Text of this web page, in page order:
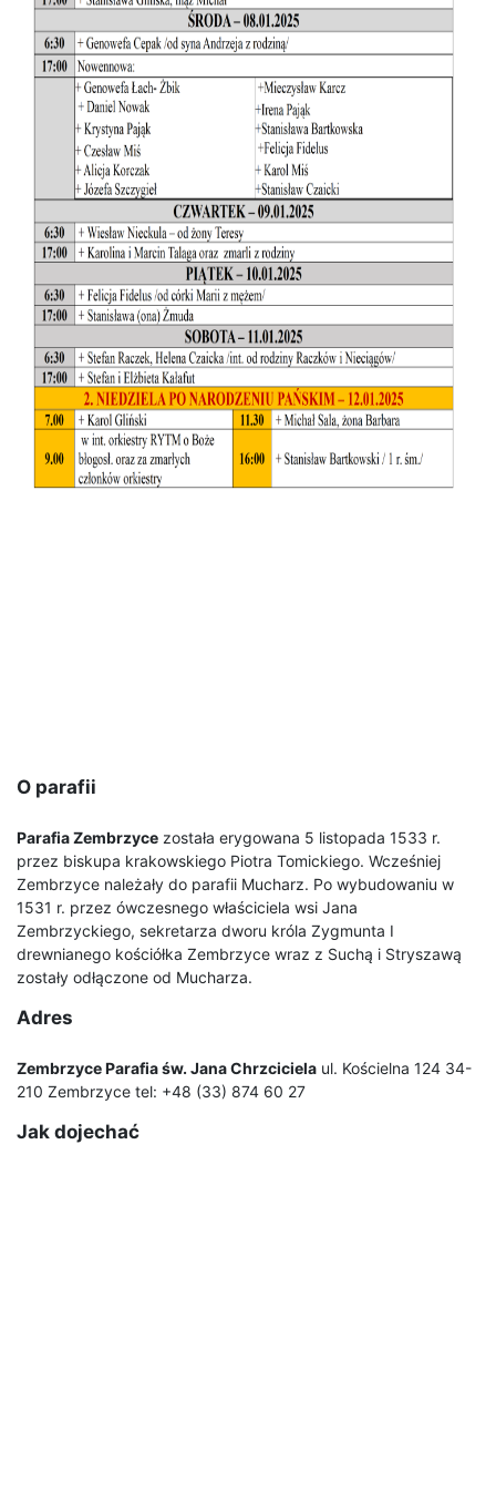
O parafii
Parafia Zembrzyce została erygowana 5 listopada 1533 r.
przez biskupa krakowskiego Piotra Tomickiego. Wcześniej
Zembrzyce należały do parafii Mucharz. Po wybudowaniu w
1531 r. przez ówczesnego właściciela wsi Jana
Zembrzyckiego, sekretarza dworu króla Zygmunta I
drewnianego kościółka Zembrzyce wraz z Suchą i Stryszawą
zostały odłączone od Mucharza.
Adres
Zembrzyce Parafia św. Jana Chrzciciela ul. Kościelna 124 34-
210 Zembrzyce tel: +48 (33) 874 60 27
Jak dojechać